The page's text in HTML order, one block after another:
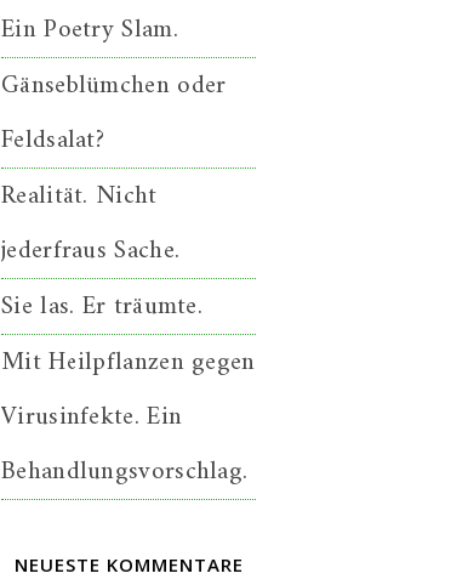
Ein Poetry Slam.
Gänseblümchen oder
Feldsalat?
Realität. Nicht
jederfraus Sache.
Sie las. Er träumte.
Mit Heilpflanzen gegen
Virusinfekte. Ein
Behandlungsvorschlag.
NEUESTE KOMMENTARE